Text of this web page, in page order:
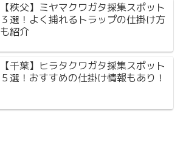
【秩父】ミヤマクワガタ採集スポット
３選！よく捕れるトラップの仕掛け方
も紹介
【千葉】ヒラタクワガタ採集スポット
５選！おすすめの仕掛け情報もあり！